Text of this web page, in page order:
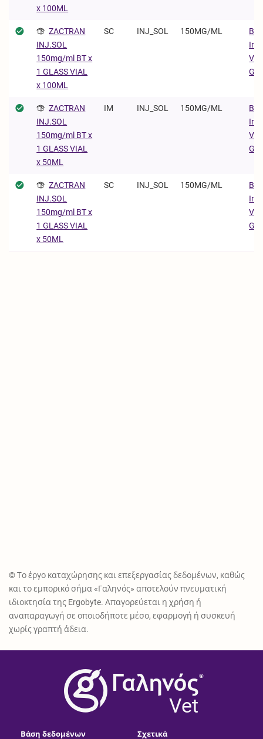
x 100ML
ZACTRAN
INJ.SOL
150mg/ml BT x
1 GLASS VIAL
x 100ML
SC INJ_SOL 150MG/ML
ZACTRAN
INJ.SOL
150mg/ml BT x
1 GLASS VIAL
x 50ML
IM INJ_SOL 150MG/ML
ZACTRAN
INJ.SOL
150mg/ml BT x
1 GLASS VIAL
x 50ML
SC INJ_SOL 150MG/ML
© Το έργο καταχώρησης και επεξεργασίας δεδομένων, καθώς
και το εμπορικό σήμα «Γαληνός» αποτελούν πνευματική
ιδιοκτησία της Ergobyte. Απαγορεύεται η χρήση ή
αναπαραγωγή σε οποιοδήποτε μέσο, εφαρμογή ή συσκευή
χωρίς γραπτή άδεια.
®
Vet
Βάση δεδομένων Σχετικά